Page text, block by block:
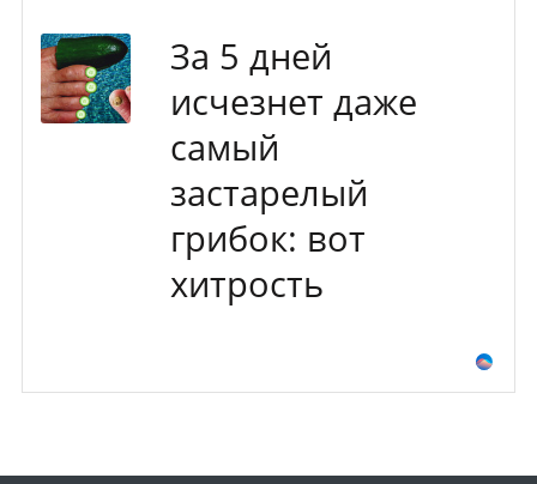
За 5 дней
исчезнет даже
самый
застарелый
грибок: вот
хитрость